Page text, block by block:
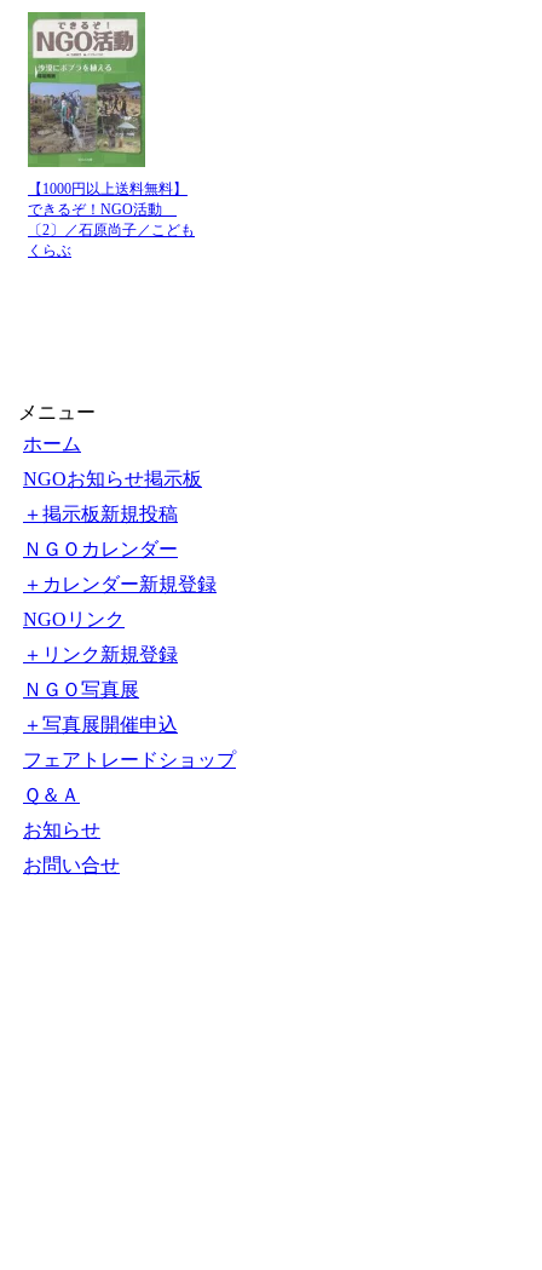
【1000円以上送料無料】
できるぞ！NGO活動
〔2〕／石原尚子／こども
くらぶ
メニュー
ホーム
NGOお知らせ掲示板
＋掲示板新規投稿
ＮＧＯカレンダー
＋カレンダー新規登録
NGOリンク
＋リンク新規登録
ＮＧＯ写真展
＋写真展開催申込
フェアトレードショップ
Ｑ＆Ａ
お知らせ
お問い合せ